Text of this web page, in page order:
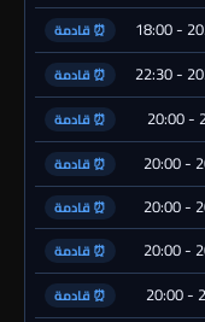
⏰ قادمة
⏰ قادمة
⏰ قادمة
⏰ قادمة
⏰ قادمة
⏰ قادمة
⏰ قادمة